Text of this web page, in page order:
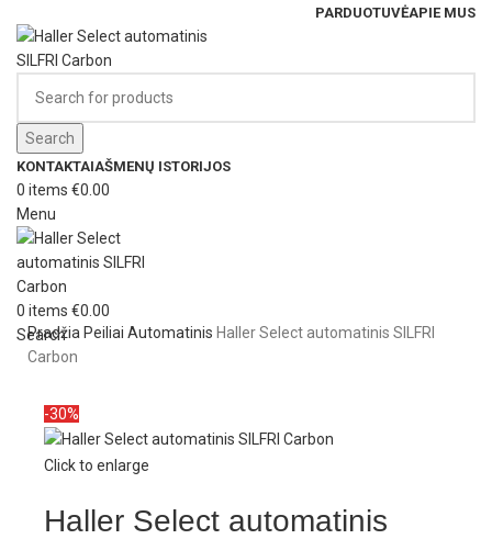
PARDUOTUVĖAPIE MUS
Search
KONTAKTAIAŠMENŲ ISTORIJOS
0 items €0.00
Menu
0 items €0.00
Search
Pradžia Peiliai Automatinis Haller Select automatinis SILFRI
Carbon
-30%
Click to enlarge
Haller Select automatinis